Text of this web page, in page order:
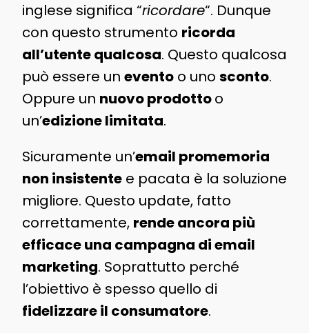
inglese significa “ricordare“. Dunque
con questo strumento ricorda
all’utente qualcosa. Questo qualcosa
può essere un eventoo uno sconto.
Oppure un nuovo prodottoo
un’edizione limitata.
Sicuramente un’email promemoria
non insistentee pacata è la soluzione
migliore. Questo update, fatto
correttamente, rende ancora più
efficace una campagna di email
marketing. Soprattutto perché
l’obiettivo è spesso quello di
fidelizzare il consumatore.